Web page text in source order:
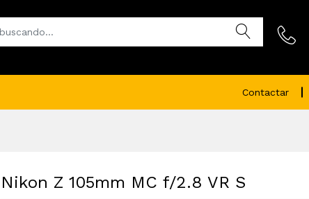
Contactar
Nikon Z 105mm MC f/2.8 VR S